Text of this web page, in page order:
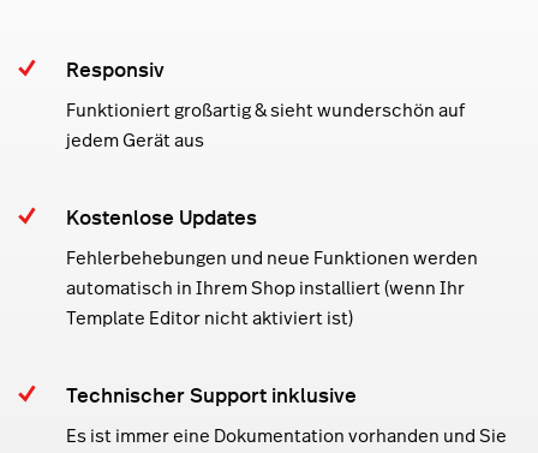
Responsiv
Funktioniert großartig & sieht wunderschön auf
jedem Gerät aus
Kostenlose Updates
Fehlerbehebungen und neue Funktionen werden
automatisch in Ihrem Shop installiert (wenn Ihr
Template Editor nicht aktiviert ist)
Technischer Support inklusive
Es ist immer eine Dokumentation vorhanden und Sie